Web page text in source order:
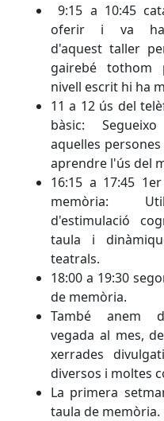
9:15 a 10:45
oferir i va
d'aquest taller
gairebé tothom
nivell escrit hi ha
11 a 12 ús del
bàsic:
aquelles
aprendre l'ús del
16:15 a 17:45
memòria:
d'estimulació
taula i
teatrals.
18:00 a 19:30
de memòria.
També anem
vegada al mes,
xerrades
diversos i moltes
La primera
taula de memòria.